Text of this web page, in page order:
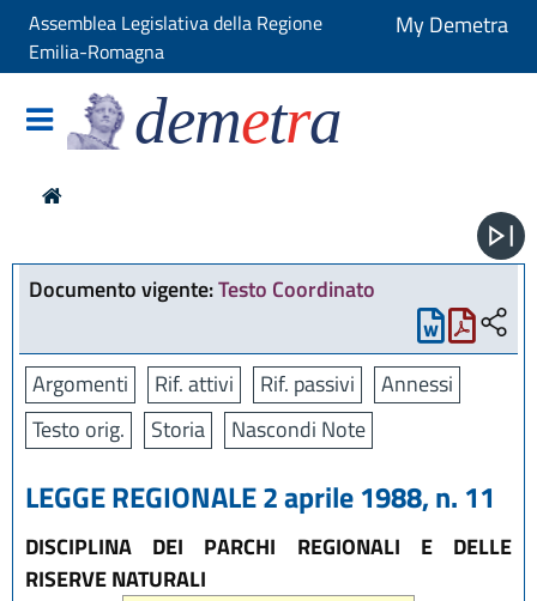
Assemblea Legislativa della Regione
Emilia-Romagna
My Demetra
demetra
Documento vigente:Testo Coordinato
Argomenti Rif. attivi Rif. passivi
Annessi
Testo orig.
Storia Nascondi Note
LEGGE REGIONALE 2 aprile 1988, n. 11
DISCIPLINA DEI PARCHI REGIONALI E DELLE
RISERVE NATURALI